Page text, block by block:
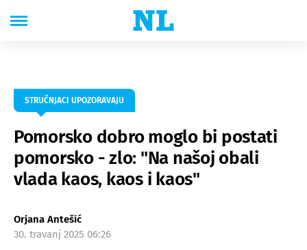
STRUČNJACI UPOZORAVAJU
Pomorsko dobro moglo bi postati
pomorsko - zlo: "Na našoj obali
vlada kaos, kaos i kaos"
Orjana Antešić
30. travanj 2025 06:26